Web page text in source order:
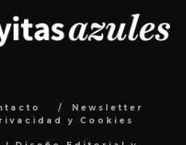
Newsletter
y Cookies